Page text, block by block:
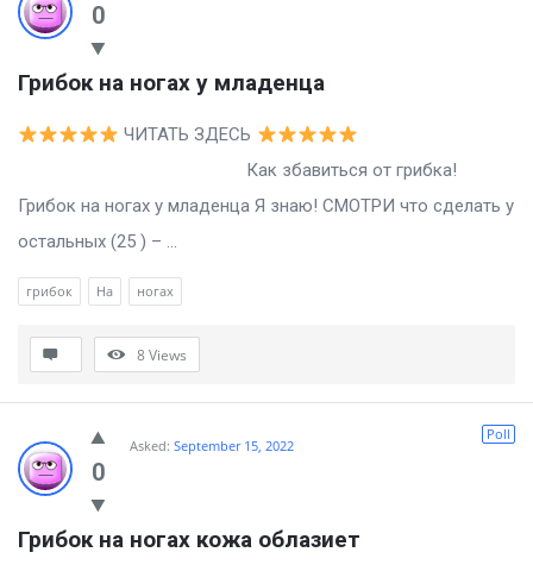
0
Грибок на ногах у младенца
ЧИТАТЬ ЗДЕСЬ
Как збавиться от грибка!
Грибок на ногах у младенца Я знаю! СМОТРИ что сделать у
остальных (25 ) – ...
грибок На ногах
8Views
0
Poll
Asked: September 15, 2022
Грибок на ногах кожа облазиет